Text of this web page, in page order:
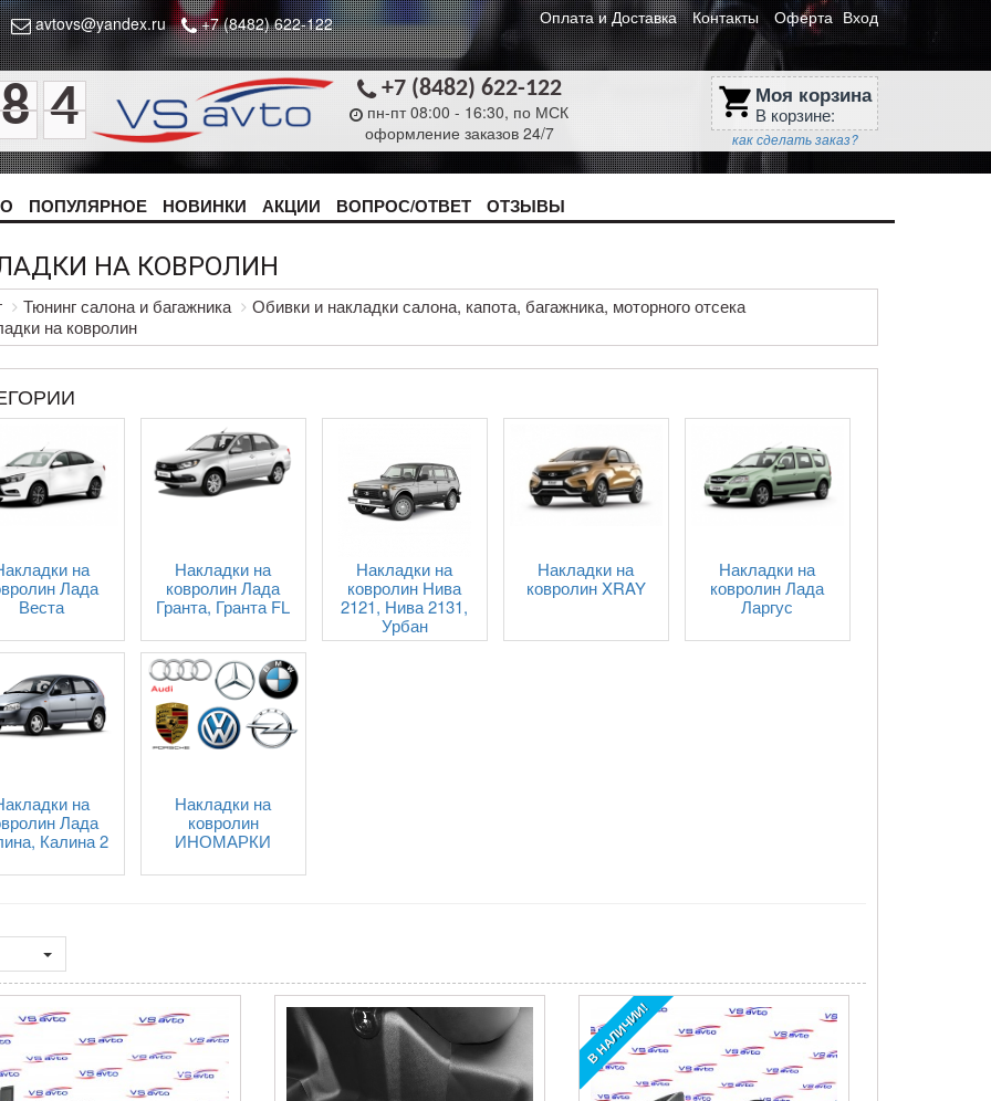
avtovs@yandex.ru +7 (8482) 622-122 Оплата и Доставка Контакты Оферта Вход
8 4 +7 (8482) 622-122
пн-пт 08:00 - 16:30, по МСК
оформление заказов 24/7
shopping_cart Моя корзина
В корзине:
как сделать заказ?
ПОПУЛЯРНОЕ НОВИНКИ АКЦИИ ВОПРОС/ОТВЕТ ОТЗЫВЫ
НА КОВРОЛИН
Тюнинг салона и багажника
Обивки и накладки салона, капота, багажника, моторного отсека
на ковролин
на
Лада
Веста
Накладки на
ковролин Лада
Гранта, Гранта FL
Накладки на
ковролин Нива
2121, Нива 2131,
Урбан
Накладки на
ковролин XRAY
Накладки на
ковролин Лада
Ларгус
на
Лада
Калина 2
Накладки на
ковролин
ИНОМАРКИ
В НАЛИЧИИ!